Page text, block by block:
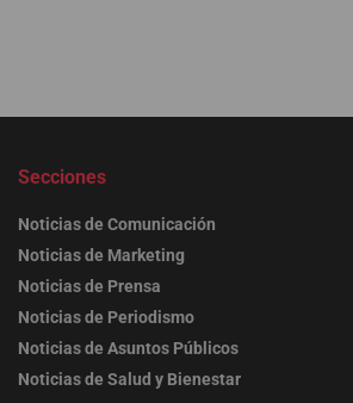
Secciones
Noticias de Comunicación
Noticias de Marketing
Noticias de Prensa
Noticias de Periodismo
Noticias de Asuntos Públicos
Noticias de Salud y Bienestar